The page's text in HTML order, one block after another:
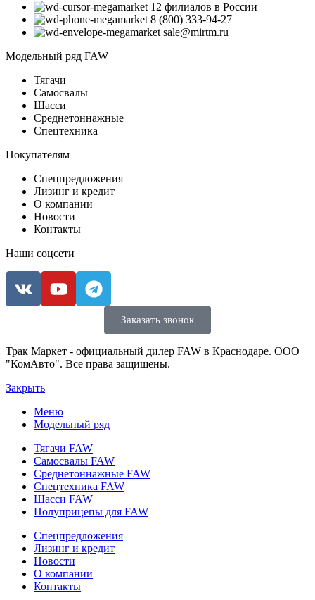
12 филиалов в России
8 (800) 333-94-27
sale@mirtm.ru
Модельный ряд FAW
Тягачи
Самосвалы
Шасси
Среднетоннажные
Спецтехника
Покупателям
Спецпредложения
Лизинг и кредит
О компании
Новости
Контакты
Наши соцсети
Заказать звонок
Трак Маркет - официальный дилер FAW в Краснодаре. ООО
"КомАвто". Все права защищены.
Закрыть
Меню
Модельный ряд
Тягачи FAW
Самосвалы FAW
Среднетоннажные FAW
Спецтехника FAW
Шасси FAW
Полуприцепы для FAW
Спецпредложения
Лизинг и кредит
Новости
О компании
Контакты